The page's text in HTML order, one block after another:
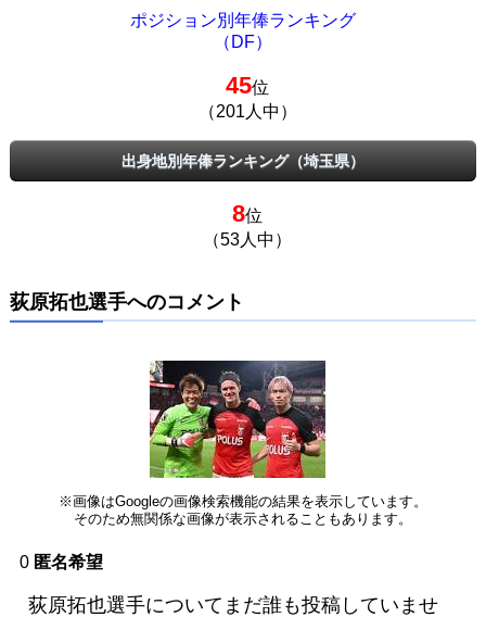
ポジション別年俸ランキング
（DF）
45位
（201人中）
出身地別年俸ランキング（埼玉県）
8位
（53人中）
荻原拓也選手へのコメント
※画像はGoogleの画像検索機能の結果を表示しています。
そのため無関係な画像が表示されることもあります。
0 匿名希望
荻原拓也選手についてまだ誰も投稿していませ